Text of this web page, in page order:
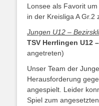
Lonsee als Favorit
in der Kreisliga A Gr.2
Jungen U12 –
TSV Herrlingen U12
angetreten)
Unser Team der
Herausforderung
angespielt. Leider
Spiel zum